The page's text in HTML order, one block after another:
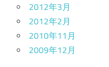
2012年3月
2012年2月
2010年11月
2009年12月